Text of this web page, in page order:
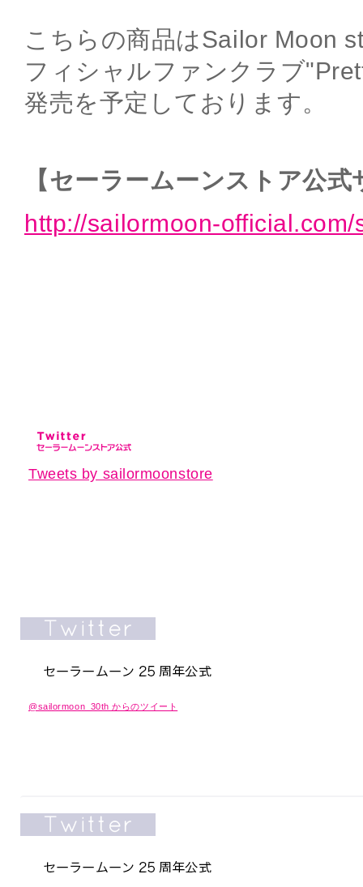
こちらの商品はSailor Moon
フィシャルファンクラブ
発売を予定しております。
【セーラームーンストア公式
http://sailormoon-official.com/
Tweets by sailormoonstore
@sailormoon_30th からのツイート